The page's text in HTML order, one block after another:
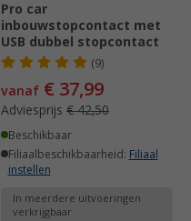
Pro car
inbouwstopcontact met
USB dubbel stopcontact
(9)
vanaf € 37,99
Adviesprijs € 42,50
Beschikbaar
Filiaalbeschikbaarheid: Filiaal
instellen
In meerdere uitvoeringen
verkrijgbaar